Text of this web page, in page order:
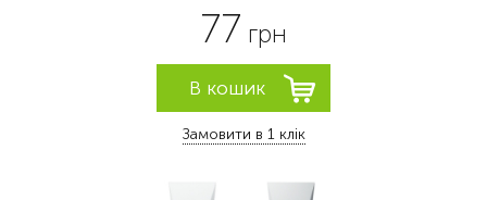
77 грн
Замовити в 1 клік